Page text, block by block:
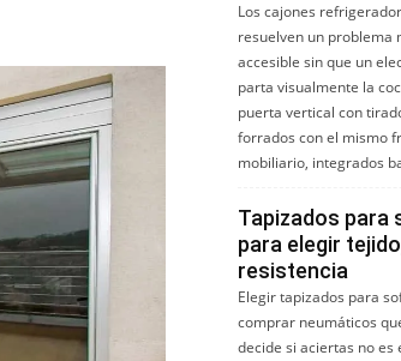
Los cajones
resuelven un problema
accesible sin que un
parta visualmente la
puerta vertical con
forrados con el mismo
mobiliario, integrados
Tapizados para
para elegir
resistencia
Elegir tapizados para
comprar neumáticos
decide si aciertas no es